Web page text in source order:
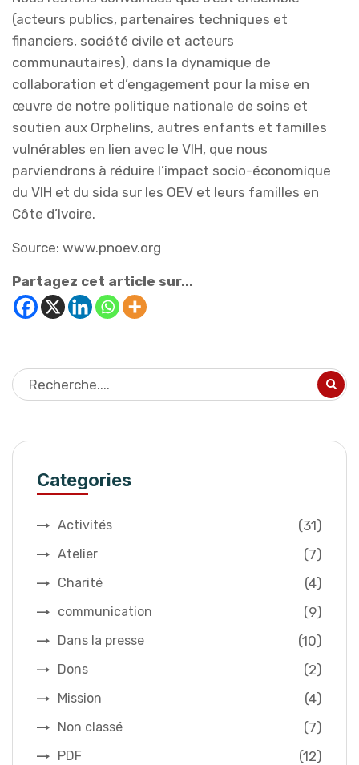
(acteurs publics, partenaires techniques et
financiers, société civile et acteurs
communautaires), dans la dynamique de
collaboration et d’engagement pour la mise en
œuvre de notre politique nationale de soins et
soutien aux Orphelins, autres enfants et familles
vulnérables en lien avec le VIH, que nous
parviendrons à réduire l’impact socio-économique
du VIH et du sida sur les OEV et leurs familles en
Côte d’Ivoire.
Source: www.pnoev.org
Partagez cet article sur...
Categories
Activités (31)
Atelier (7)
Charité (4)
communication (9)
Dans la presse (10)
Dons (2)
Mission (4)
Non classé (7)
PDF (12)